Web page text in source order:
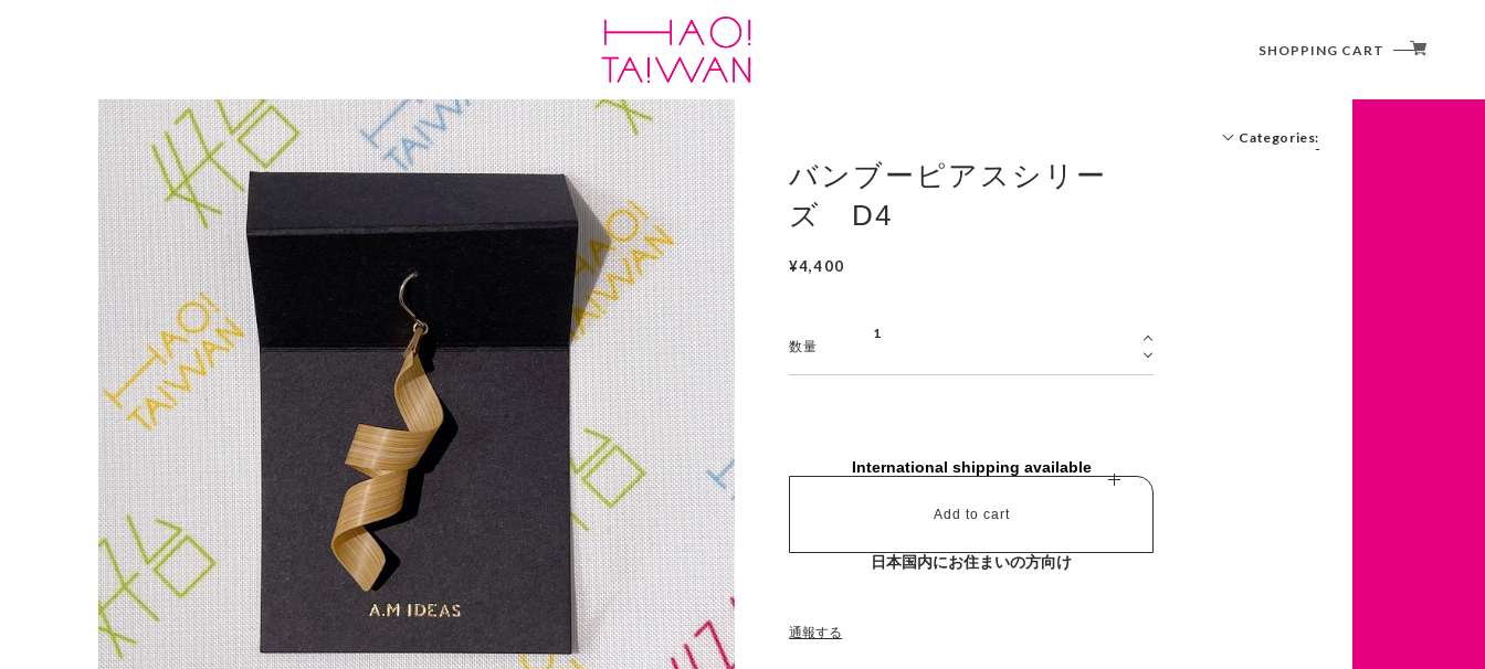
SHOPPING CART
Categories:
バンブーピアスシリー
ズ D4
¥4,400
数量
International shipping available
Add to cart
日本国内にお住まいの方向け
通報する